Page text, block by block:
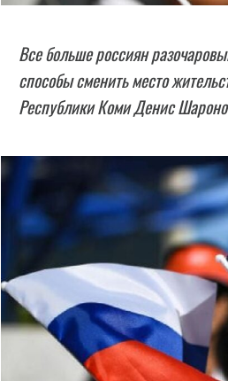
Все больше россиян
способы сменить место
Республики Коми Денис